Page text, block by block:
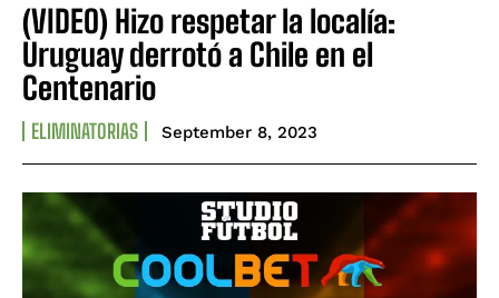
(VIDEO) Hizo respetar la localía:
Uruguay derrotó a Chile en el
Centenario
ELIMINATORIAS September 8, 2023